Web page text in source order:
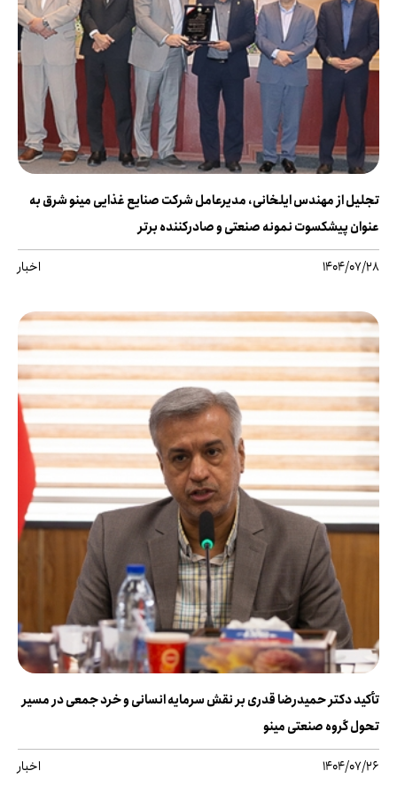
تجلیل از مهندس ایلخانی، مدیرعامل شرکت صنایع غذایی مینو شرق به
عنوان پیشکسوت نمونه صنعتی و صادرکننده برتر
1404/07/28 اخبار
تأکید دکتر حمیدرضا قدری بر نقش سرمایه انسانی و خرد جمعی در مسیر
تحول گروه صنعتی مینو
1404/07/26 اخبار